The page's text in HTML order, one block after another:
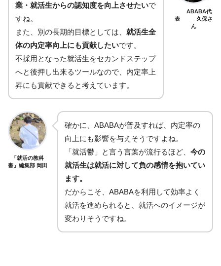
業・就活生からの認知度を向上させたいで
すね。
また、別の長期的目標としては、 就活生全
体の内定率向上にも貢献したいです。
不採用となった就活生をセカンドステップ
へと後押し出来るツールなので、内定率上
昇にも貢献できると考えています。
ABABA代
表 久保さ
ん
「就活の教科
書」編集部 岡田
確かに、ABABAが普及すれば、内定率の
向上にも影響を与えそうですよね。
「就活鬱」と言う言葉が流行るほど、 今の
就活生は就活に対して負の感情を抱いてい
ます。
だからこそ、ABABAを利用して効率よく
就活を進められると、就活へのイメージが
変わりそうですね。